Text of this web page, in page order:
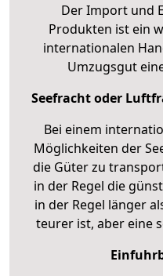
Der Import und
Produkten ist ein
internationalen
Umzugsgut
Seefracht oder
Bei einem
Möglichkeiten der
die Güter zu
in der Regel die
in der Regel länger
teurer ist, aber eine